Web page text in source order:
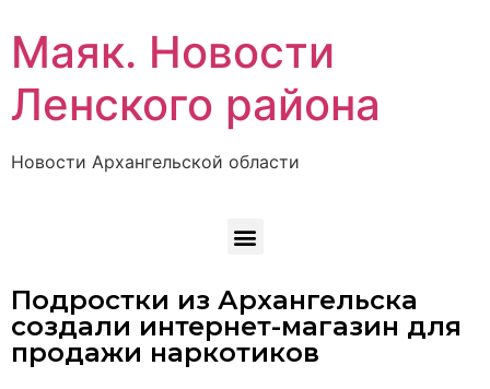
Маяк. Новости
Ленского района
Новости Архангельской области
Подростки из Архангельска
создали интернет-магазин для
продажи наркотиков